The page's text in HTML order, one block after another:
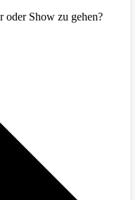
oder Show zu gehen?